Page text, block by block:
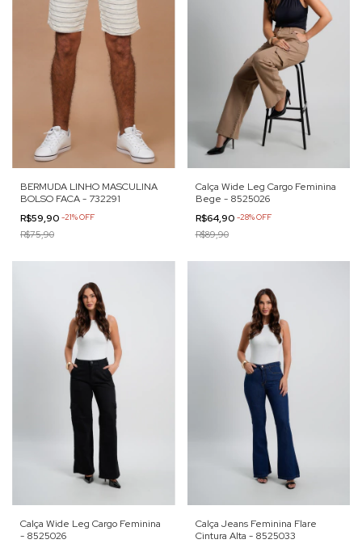
BERMUDA LINHO MASCULINA
BOLSO FACA - 732291
R$59,90 -21%OFF
R$75,90
Calça Wide Leg Cargo Feminina
Bege - 8525026
R$64,90 -28%OFF
R$89,90
Calça Wide Leg Cargo Feminina
- 8525026
Calça Jeans Feminina Flare
Cintura Alta - 8525033